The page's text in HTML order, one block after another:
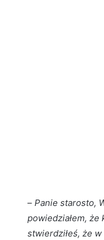
– Panie starosto,
powiedziałem, że
stwierdziłeś, że